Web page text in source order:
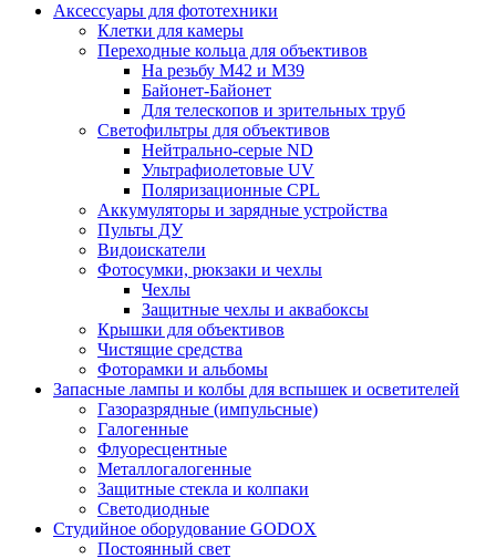
Аксессуары для фототехники
Клетки для камеры
Переходные кольца для объективов
На резьбу М42 и М39
Байонет-Байонет
Для телескопов и зрительных труб
Светофильтры для объективов
Нейтрально-серые ND
Ультрафиолетовые UV
Поляризационные CPL
Аккумуляторы и зарядные устройства
Пульты ДУ
Видоискатели
Фотосумки, рюкзаки и чехлы
Чехлы
Защитные чехлы и аквабоксы
Крышки для объективов
Чистящие средства
Фоторамки и альбомы
Запасные лампы и колбы для вспышек и осветителей
Газоразрядные (импульсные)
Галогенные
Флуоресцентные
Металлогалогенные
Защитные стекла и колпаки
Светодиодные
Студийное оборудование GODOX
Постоянный свет